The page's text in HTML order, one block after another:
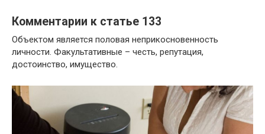
Комментарии к статье 133
Объектом является половая неприкосновенность
личности. Факультативные – честь, репутация,
достоинство, имущество.